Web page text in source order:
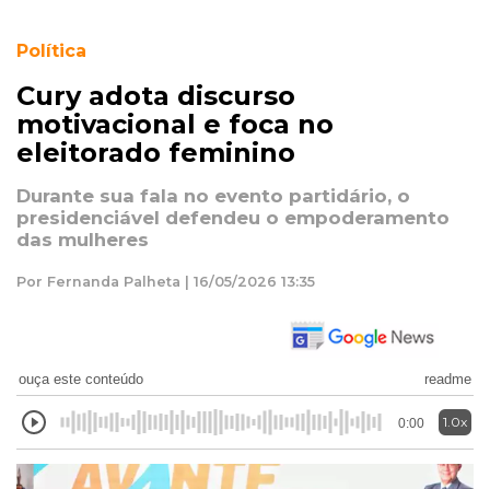
Política
Cury adota discurso
motivacional e foca no
eleitorado feminino
Durante sua fala no evento partidário, o
presidenciável defendeu o empoderamento
das mulheres
Por Fernanda Palheta | 16/05/2026 13:35
ouça este conteúdo readme
0:00 1.0x